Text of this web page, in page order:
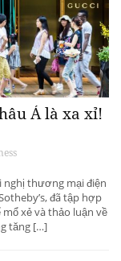
Á là xa xỉ!
nghị thương mại điện
đã tập hợp
xẻ và thảo luận về
tăng […]